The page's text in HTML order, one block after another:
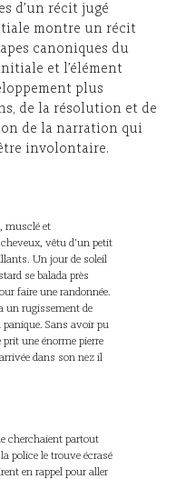
d’un récit jugé
montre un récit
canoniques du
et l’élément
plus
de la résolution et de
de la narration qui
involontaire.
musclé et
vêtu d’un petit
Un jour de soleil
se balada près
faire une randonnée.
un rugissement de
Sans avoir pu
une énorme pierre
dans son nez il
cherchaient partout
police le trouve écrasé
en rappel pour aller